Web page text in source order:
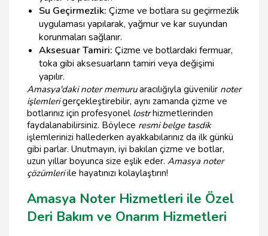
Su Geçirmezlik: Çizme ve botlara su geçirmezlik
uygulaması yapılarak, yağmur ve kar suyundan
korunmaları sağlanır.
Aksesuar Tamiri: Çizme ve botlardaki fermuar,
toka gibi aksesuarların tamiri veya değişimi
yapılır.
Amasya'daki noter memuruaracılığıyla güvenilir noter
işlemlerigerçekleştirebilir, aynı zamanda çizme ve
botlarınız için profesyonel lostrhizmetlerinden
faydalanabilirsiniz. Böylece resmi belge tasdik
işlemlerinizi hallederken ayakkabılarınız da ilk günkü
gibi parlar. Unutmayın, iyi bakılan çizme ve botlar,
uzun yıllar boyunca size eşlik eder. Amasya noter
çözümleriile hayatınızı kolaylaştırın!
Amasya Noter Hizmetleri ile Özel
Deri Bakım ve Onarım Hizmetleri